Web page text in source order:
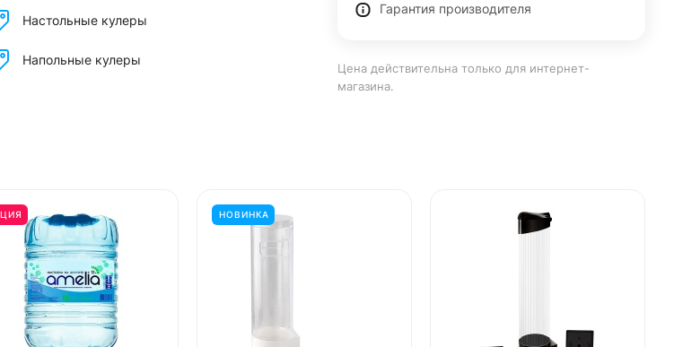
Настольные кулеры
Напольные кулеры
Гарантия производителя
Цена действительна только для интернет-
магазина.
НОВИНКА